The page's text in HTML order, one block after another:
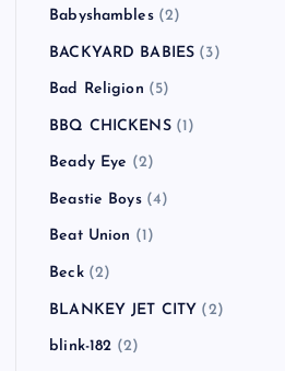
Babyshambles(2)
BACKYARD BABIES (3)
Bad Religion (5)
BBQ CHICKENS(1)
Beady Eye (2)
Beastie Boys(4)
Beat Union (1)
Beck(2)
BLANKEY JET CITY (2)
blink-182 (2)